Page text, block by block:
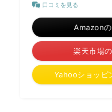
口コミを見る
Amazon
楽天市場
Yahooショッピ